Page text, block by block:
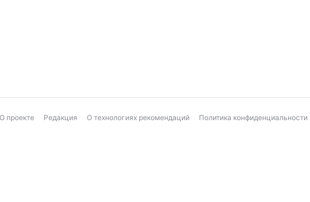
О проекте Редакция О технологиях рекомендаций Политика конфиденциальности